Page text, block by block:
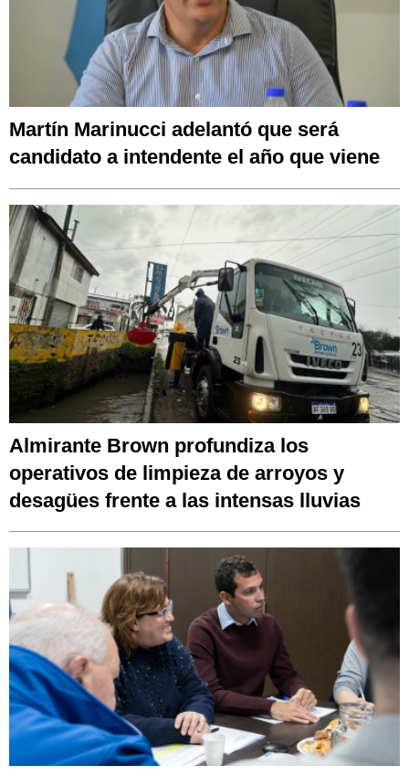
Martín Marinucci adelantó que será
candidato a intendente el año que viene
Almirante Brown profundiza los
operativos de limpieza de arroyos y
desagües frente a las intensas lluvias